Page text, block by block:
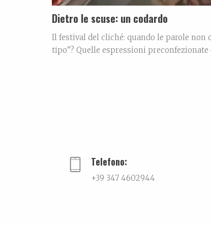
Dietro le scuse: un codardo
Il festival del cliché: quando le parole
tipo”? Quelle espressioni
Telefono:
+39 347 4602944